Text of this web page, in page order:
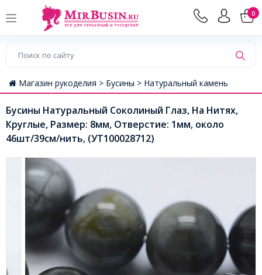
0
Магазин рукоделия > Бусины > Натуральный камень
Бусины Натуральный Соколиный Глаз, На Нитях,
Круглые, Размер: 8мм, Отверстие: 1мм, около
46шт/39см/нить, (УТ100028712)